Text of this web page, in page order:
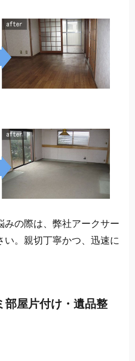
みの際は、弊社アークサー
い。親切丁寧かつ、迅速に
部屋片付け・遺品整